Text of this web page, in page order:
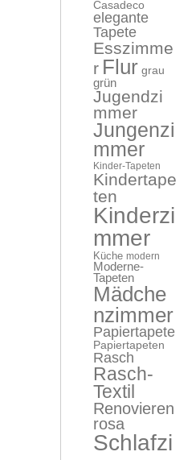
Casadeco
elegante
Tapete
Esszimme
r Flur grau
grün
Jugendzi
mmer
Jungenzi
mmer
Kinder-Tapeten
Kindertape
ten
Kinderzi
mmer
Küche modern
Moderne-
Tapeten
Mädche
nzimmer
Papiertapete
Papiertapeten
Rasch
Rasch-
Textil
Renovieren
rosa
Schlafzi